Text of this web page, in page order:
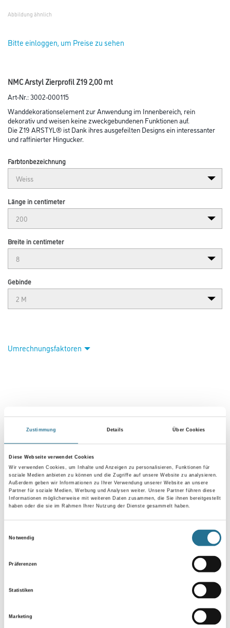
Zustimmung Details Über Cookies
Diese Webseite verwendet Cookies
Wir verwenden Cookies, um Inhalte und Anzeigen zu personalisieren, Funktionen für
soziale Medien anbieten zu können und die Zugriffe auf unsere Website zu analysieren.
Außerdem geben wir Informationen zu Ihrer Verwendung unserer Website an unsere
Partner für soziale Medien, Werbung und Analysen weiter. Unsere Partner führen diese
Informationen möglicherweise mit weiteren Daten zusammen, die Sie ihnen bereitgestellt
haben oder die sie im Rahmen Ihrer Nutzung der Dienste gesammelt haben.
Notwendig
Präferenzen
Statistiken
Marketing
Abbildung ähnlich
Bitte einloggen, um Preise zu sehen
NMC Arstyl Zierprofil Z19 2,00 mt
Art-Nr.:3002-000115
Wanddekorationselement zur Anwendung im Innenbereich, rein
dekorativ und weisen keine zweckgebundenen Funktionen auf.
Die Z19 ARSTYL® ist Dank ihres ausgefeilten Designs ein interessanter
und raffinierter Hingucker.
Farbtonbezeichnung
Länge in centimeter
Breite in centimeter
Gebinde
Umrechnungsfaktoren
VIELLEICHT GEFÄLLT IHNEN AUCH...
u.Verfugungsmater.
Bitte einloggen, um Preise zu
NMC Adefix Plus
Stoßfugenkleber 290ml
Arstyl/Wallstyl Profile ab
Bitte einloggen, um Preise zu